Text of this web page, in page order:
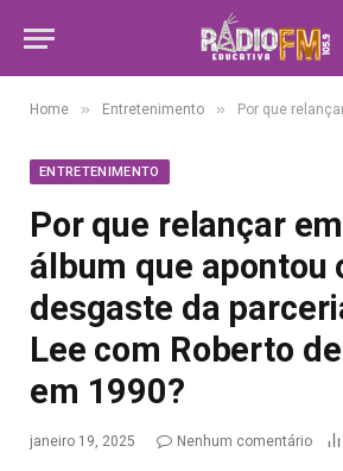
Home » Entretenimento » Por que relançar em LP o álbum que apontou o
ENTRETENIMENTO
Por que relançar
álbum que apontou
desgaste da
Lee com Roberto
em 1990?
janeiro 19, 2025 Nenhum comentário